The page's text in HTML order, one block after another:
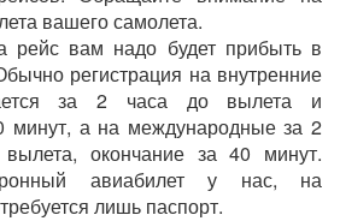
вашего самолета.
рейс вам надо будет прибыть в
регистрация на внутренние
за 2 часа до вылета и
минут, а на международные за 2
окончание за 40 минут.
авиабилет у нас, на
лишь паспорт.